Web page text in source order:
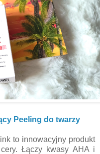
Peeling do twarzy
to innowacyjny produkt
Łączy kwasy AHA i